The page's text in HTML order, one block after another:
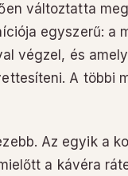
változtatta
egyszerű: a
végzel, és
A többi
Az egyik a
a kávéra